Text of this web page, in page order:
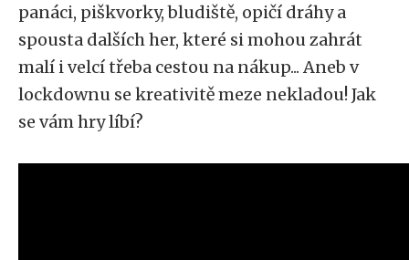
panáci, piškvorky, bludiště, opičí dráhy a
spousta dalších her, které si mohou zahrát
malí i velcí třeba cestou na nákup... Aneb v
lockdownu se kreativitě meze nekladou! Jak
se vám hry líbí?